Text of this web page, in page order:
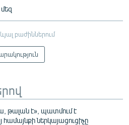
բաժիններում
թալան է», պատմում է
ներկայացուցիչը